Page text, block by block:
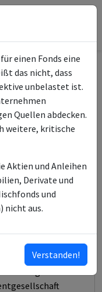
Strategie R
einen Fonds eine
das nicht, dass
unbelastet ist.
Quellen abdecken.
weitere, kritische
Aktien und Anleihen
Derivate und
und
nicht aus.
Verstanden!